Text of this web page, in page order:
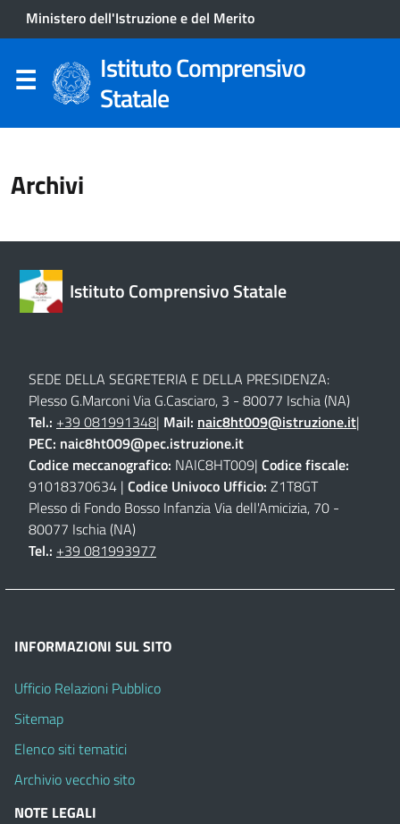
Ministero dell'Istruzione e del Merito
Istituto Comprensivo
Statale
Archivi
Istituto Comprensivo Statale
SEDE DELLA SEGRETERIA E DELLA PRESIDENZA:
Plesso G.Marconi Via G.Casciaro, 3 - 80077 Ischia (NA)
Tel.: +39 081991348| Mail: naic8ht009@istruzione.it|
PEC: naic8ht009@pec.istruzione.it
Codice meccanografico: NAIC8HT009| Codice fiscale:
91018370634 | Codice Univoco Ufficio: Z1T8GT
Plesso di Fondo Bosso Infanzia Via dell'Amicizia, 70 -
80077 Ischia (NA)
Tel.: +39 081993977
INFORMAZIONI SUL SITO
Ufficio Relazioni Pubblico
Sitemap
Elenco siti tematici
Archivio vecchio sito
NOTE LEGALI